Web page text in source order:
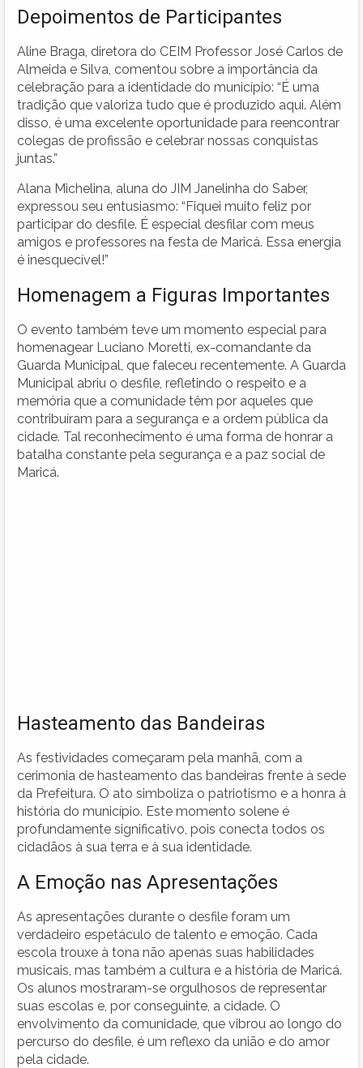
Depoimentos de Participantes
Aline Braga, diretora do CEIM Professor José Carlos de
Almeida e Silva, comentou sobre a importância da
celebração para a identidade do município: “É uma
tradição que valoriza tudo que é produzido aqui. Além
disso, é uma excelente oportunidade para reencontrar
colegas de profissão e celebrar nossas conquistas
juntas.”
Alana Michelina, aluna do JIM Janelinha do Saber,
expressou seu entusiasmo: “Fiquei muito feliz por
participar do desfile. É especial desfilar com meus
amigos e professores na festa de Maricá. Essa energia
é inesquecível!”
Homenagem a Figuras Importantes
O evento também teve um momento especial para
homenagear Luciano Moretti, ex-comandante da
Guarda Municipal, que faleceu recentemente. A Guarda
Municipal abriu o desfile, refletindo o respeito e a
memória que a comunidade têm por aqueles que
contribuíram para a segurança e a ordem pública da
cidade. Tal reconhecimento é uma forma de honrar a
batalha constante pela segurança e a paz social de
Maricá.
Hasteamento das Bandeiras
As festividades começaram pela manhã, com a
cerimonia de hasteamento das bandeiras frente à sede
da Prefeitura. O ato simboliza o patriotismo e a honra à
história do município. Este momento solene é
profundamente significativo, pois conecta todos os
cidadãos à sua terra e à sua identidade.
A Emoção nas Apresentações
As apresentações durante o desfile foram um
verdadeiro espetáculo de talento e emoção. Cada
escola trouxe à tona não apenas suas habilidades
musicais, mas também a cultura e a história de Maricá.
Os alunos mostraram-se orgulhosos de representar
suas escolas e, por conseguinte, a cidade. O
envolvimento da comunidade, que vibrou ao longo do
percurso do desfile, é um reflexo da união e do amor
pela cidade.